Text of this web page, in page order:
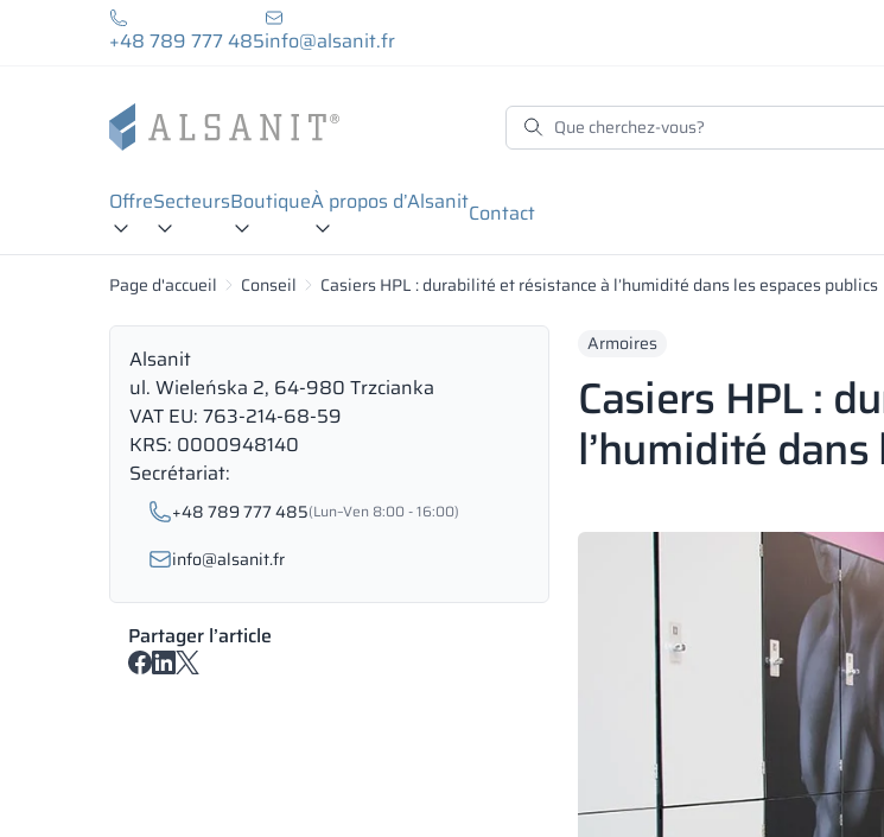
+48 789 777 485info@alsanit.fr
OffreSecteursBoutiqueÀ propos d’AlsanitContact
Page d'accueil Conseil Casiers HPL : durabilité et résistance à l’humidité dans les espaces publics
Alsanit
ul. Wieleńska 2, 64-980 Trzcianka
VAT EU: 763-214-68-59
KRS: 0000948140
Secrétariat:
+48 789 777 485(Lun–Ven 8:00 - 16:00)
info@alsanit.fr
Partager l’article
Armoires
Casiers HPL :
l’humidité